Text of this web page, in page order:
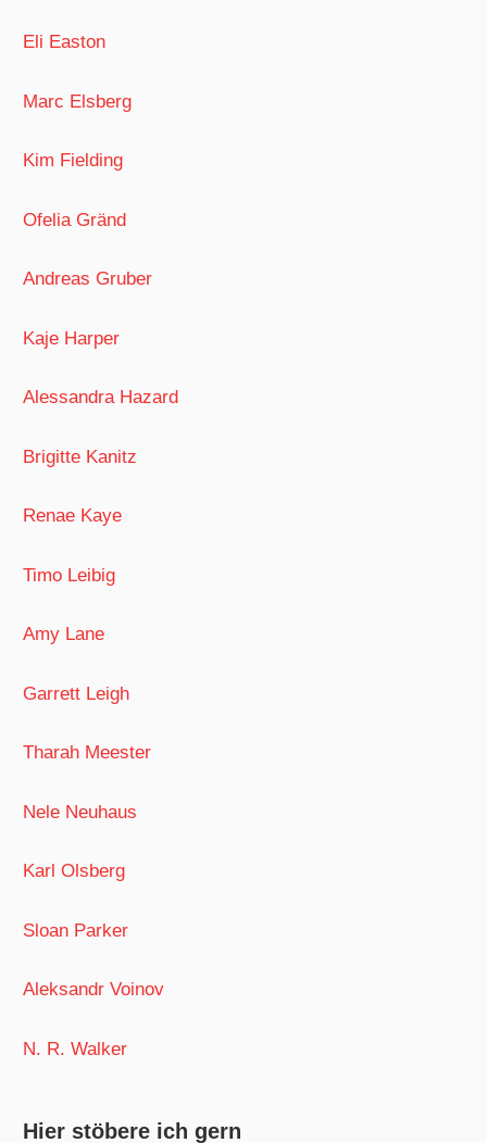
Eli Easton
Marc Elsberg
Kim Fielding
Ofelia Gränd
Andreas Gruber
Kaje Harper
Alessandra Hazard
Brigitte Kanitz
Renae Kaye
Timo Leibig
Amy Lane
Garrett Leigh
Tharah Meester
Nele Neuhaus
Karl Olsberg
Sloan Parker
Aleksandr Voinov
N. R. Walker
Hier stöbere ich gern